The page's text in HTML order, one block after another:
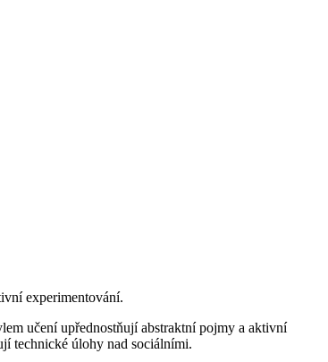
experimentování.
učení upřednostňují abstraktní pojmy a aktivní
technické úlohy nad sociálními.